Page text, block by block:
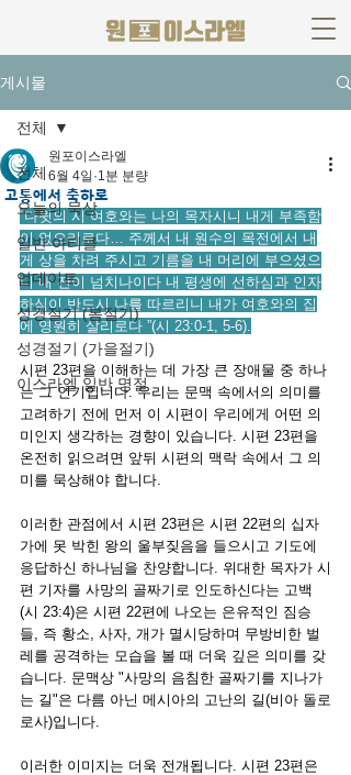
게시물
전체
오늘의 묵상
일반 아티클
업데이트
성경절기 (봄절기)
성경절기 (가을절기)
이스라엘 일반 명절
전체
고통에서 축하로
원포이스라엘
6월 4일 1분 분량
“다윗의 시 여호와는 나의 목자시니 내게 부족함
이 없으리로다… 주께서 내 원수의 목전에서 내
게 상을 차려 주시고 기름을 내 머리에 부으셨으
니 내 잔이 넘치나이다 내 평생에 선하심과 인자
하심이 반드시 나를 따르리니 내가 여호와의 집
에 영원히 살리로다 ”(시 23:0-1, 5-6).
시편 23편을 이해하는 데 가장 큰 장애물 중 하나
는 그 인기입니다. 우리는 문맥 속에서의 의미를
고려하기 전에 먼저 이 시편이 우리에게 어떤 의
미인지 생각하는 경향이 있습니다. 시편 23편을
온전히 읽으려면 앞뒤 시편의 맥락 속에서 그 의
미를 묵상해야 합니다.
이러한 관점에서 시편 23편은 시편 22편의 십자
가에 못 박힌 왕의 울부짖음을 들으시고 기도에
응답하신 하나님을 찬양합니다. 위대한 목자가 시
편 기자를 사망의 골짜기로 인도하신다는 고백
(시 23:4)은 시편 22편에 나오는 은유적인 짐승
들, 즉 황소, 사자, 개가 멸시당하며 무방비한 벌
레를 공격하는 모습을 볼 때 더욱 깊은 의미를 갖
습니다. 문맥상 "사망의 음침한 골짜기를 지나가
는 길"은 다름 아닌 메시아의 고난의 길(비아 돌로
로사)입니다.
이러한 이미지는 더욱 전개됩니다. 시편 23편은